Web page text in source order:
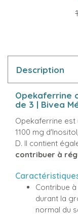
Description
Opekaferrine
de 3 | Bivea
Opekaferrine est
1100 mg
D. Il contient
contribuer à
Contribue
durant la
normal du